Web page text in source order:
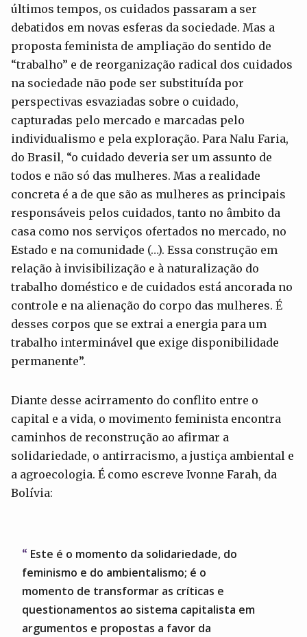
últimos tempos, os cuidados passaram a ser
debatidos em novas esferas da sociedade. Mas a
proposta feminista de ampliação do sentido de
“trabalho” e de reorganização radical dos cuidados
na sociedade não pode ser substituída por
perspectivas esvaziadas sobre o cuidado,
capturadas pelo mercado e marcadas pelo
individualismo e pela exploração. Para Nalu Faria,
do Brasil, “o cuidado deveria ser um assunto de
todos e não só das mulheres. Mas a realidade
concreta é a de que são as mulheres as principais
responsáveis pelos cuidados, tanto no âmbito da
casa como nos serviços ofertados no mercado, no
Estado e na comunidade (…). Essa construção em
relação à invisibilização e à naturalização do
trabalho doméstico e de cuidados está ancorada no
controle e na alienação do corpo das mulheres. É
desses corpos que se extrai a energia para um
trabalho interminável que exige disponibilidade
permanente”.
Diante desse acirramento do conflito entre o
capital e a vida, o movimento feminista encontra
caminhos de reconstrução ao afirmar a
solidariedade, o antirracismo, a justiça ambiental e
a agroecologia. É como escreve Ivonne Farah, da
Bolívia:
Este é o momento da solidariedade, do
feminismo e do ambientalismo; é o
momento de transformar as críticas e
questionamentos ao sistema capitalista em
argumentos e propostas a favor da